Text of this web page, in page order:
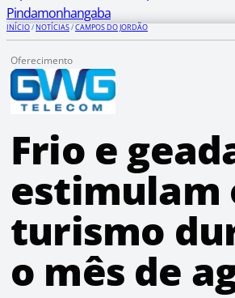
Pindamonhangaba
INÍCIO/NOTÍCIAS/CAMPOS DO JORDÃO
Oferecimento
Frio e
estimulam
turismo
o mês de